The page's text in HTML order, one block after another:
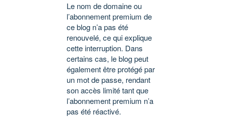
Le nom de domaine ou
l’abonnement premium de
ce blog n’a pas été
renouvelé, ce qui explique
cette interruption. Dans
certains cas, le blog peut
également être protégé par
un mot de passe, rendant
son accès limité tant que
l’abonnement premium n’a
pas été réactivé.